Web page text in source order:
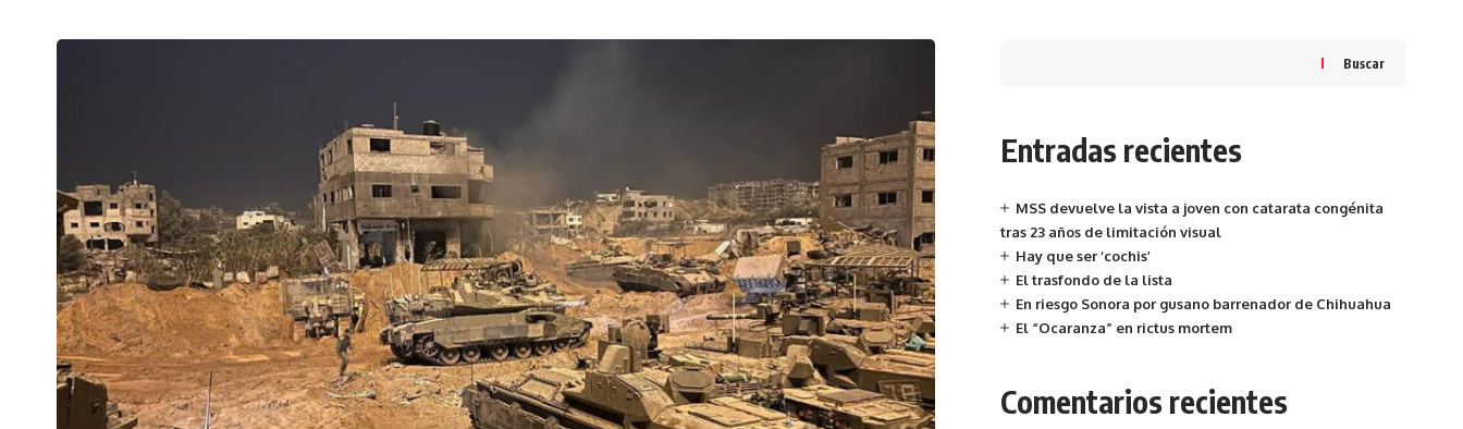
Buscar
Entradas recientes
MSS devuelve la vista a joven con catarata congénita
tras 23 años de limitación visual
Hay que ser ‘cochis’
El trasfondo de la lista
En riesgo Sonora por gusano barrenador de Chihuahua
El “Ocaranza” en rictus mortem
Comentarios recientes